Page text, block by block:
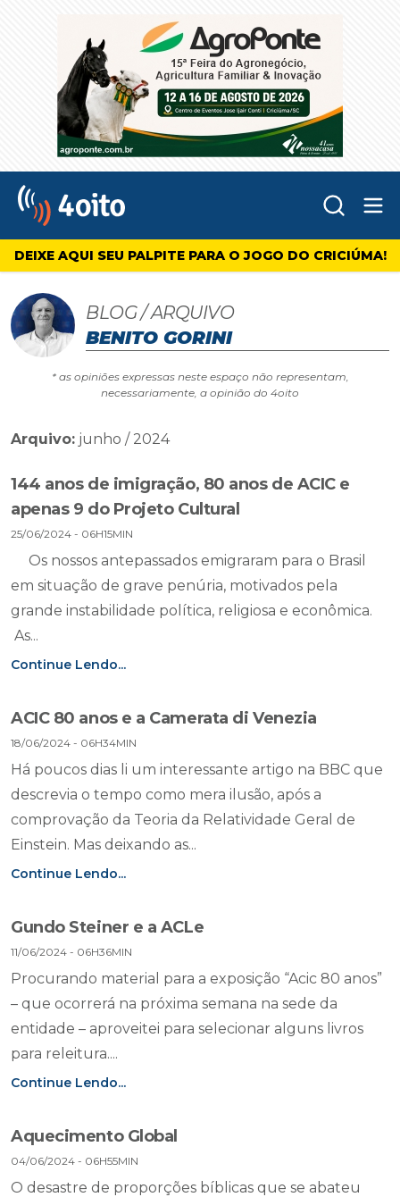
4oito
DEIXE AQUI SEU PALPITE PARA O JOGO DO CRICIÚMA!
BLOG / ARQUIVO
BENITO GORINI
* as opiniões expressas neste espaço não representam,
necessariamente, a opinião do 4oito
Arquivo: junho / 2024
144 anos de imigração, 80 anos de ACIC e
apenas 9 do Projeto Cultural
25/06/2024 - 06H15MIN
Os nossos antepassados emigraram para o Brasil
em situação de grave penúria, motivados pela
grande instabilidade política, religiosa e econômica.
As...
Continue Lendo...
ACIC 80 anos e a Camerata di Venezia
18/06/2024 - 06H34MIN
Há poucos dias li um interessante artigo na BBC que
descrevia o tempo como mera ilusão, após a
comprovação da Teoria da Relatividade Geral de
Einstein. Mas deixando as...
Continue Lendo...
Gundo Steiner e a ACLe
11/06/2024 - 06H36MIN
Procurando material para a exposição “Acic 80 anos”
– que ocorrerá na próxima semana na sede da
entidade – aproveitei para selecionar alguns livros
para releitura....
Continue Lendo...
Aquecimento Global
04/06/2024 - 06H55MIN
O desastre de proporções bíblicas que se abateu